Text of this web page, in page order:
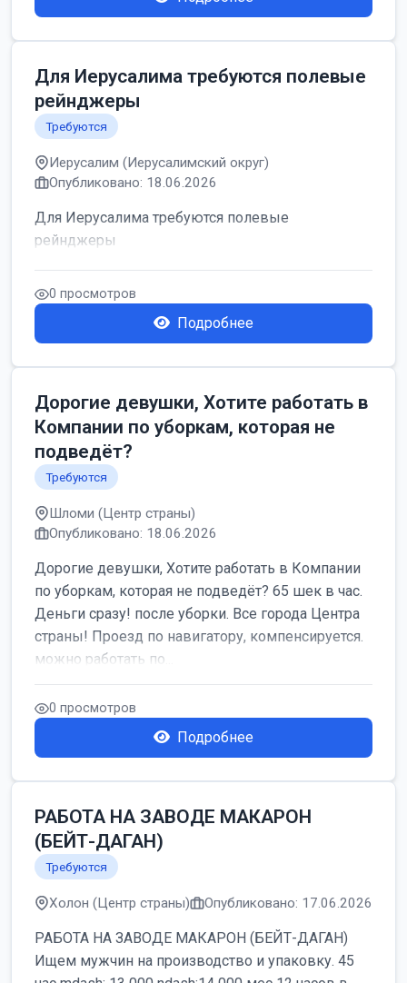
Для Иерусалима требуются полевые
рейнджеры
Требуются
Иерусалим (Иерусалимский округ)
Опубликовано: 18.06.2026
Для Иерусалима требуются полевые
рейнджеры
0 просмотров
Подробнее
Дорогие девушки, Хотите работать в
Компании по уборкам, которая не
подведёт?
Требуются
Шломи (Центр страны)
Опубликовано: 18.06.2026
Дорогие девушки, Хотите работать в Компании
по уборкам, которая не подведёт? 65 шек в час.
Деньги сразу! после уборки. Все города Центра
страны! Проезд по навигатору, компенсируется.
можно работать по...
0 просмотров
Подробнее
РАБОТА НА ЗАВОДЕ МАКАРОН
(БЕЙТ-ДАГАН)
Требуются
Холон (Центр страны) Опубликовано: 17.06.2026
РАБОТА НА ЗАВОДЕ МАКАРОН (БЕЙТ-ДАГАН)
Ищем мужчин на производство и упаковку. 45